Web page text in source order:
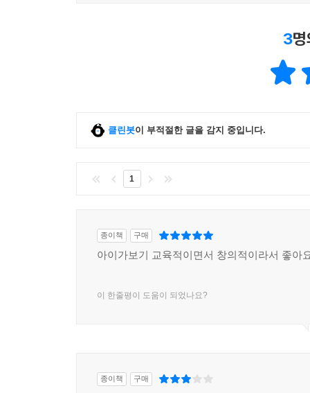
3
클린봇이 부적절한 글을 감지 중입니다.
1
종이책 구매
아이가보기 교육적이면서 창의적이라서 좋아
이 한줄평이 도움이 되었나요?
종이책 구매